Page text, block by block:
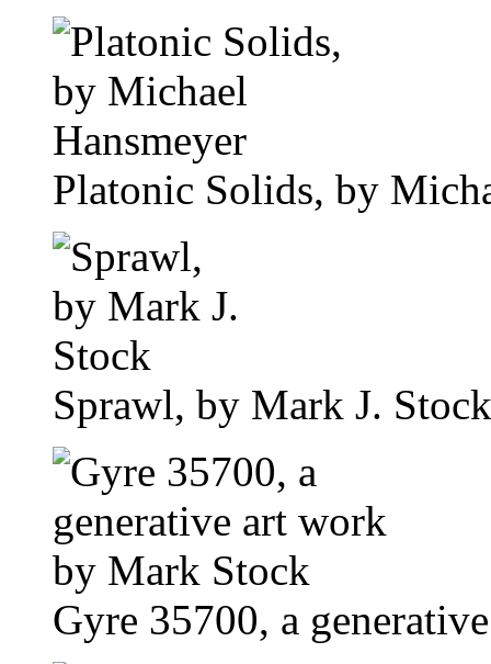
Platonic Solids, by
Sprawl, by Mark J.
Gyre 35700, a